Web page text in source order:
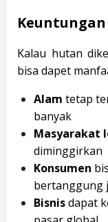
Kalau hutan
bisa dapet
Alam tetap
banyak
Masyarakat
diminggirkan
Konsumen
bertanggung
Bisnisdapat